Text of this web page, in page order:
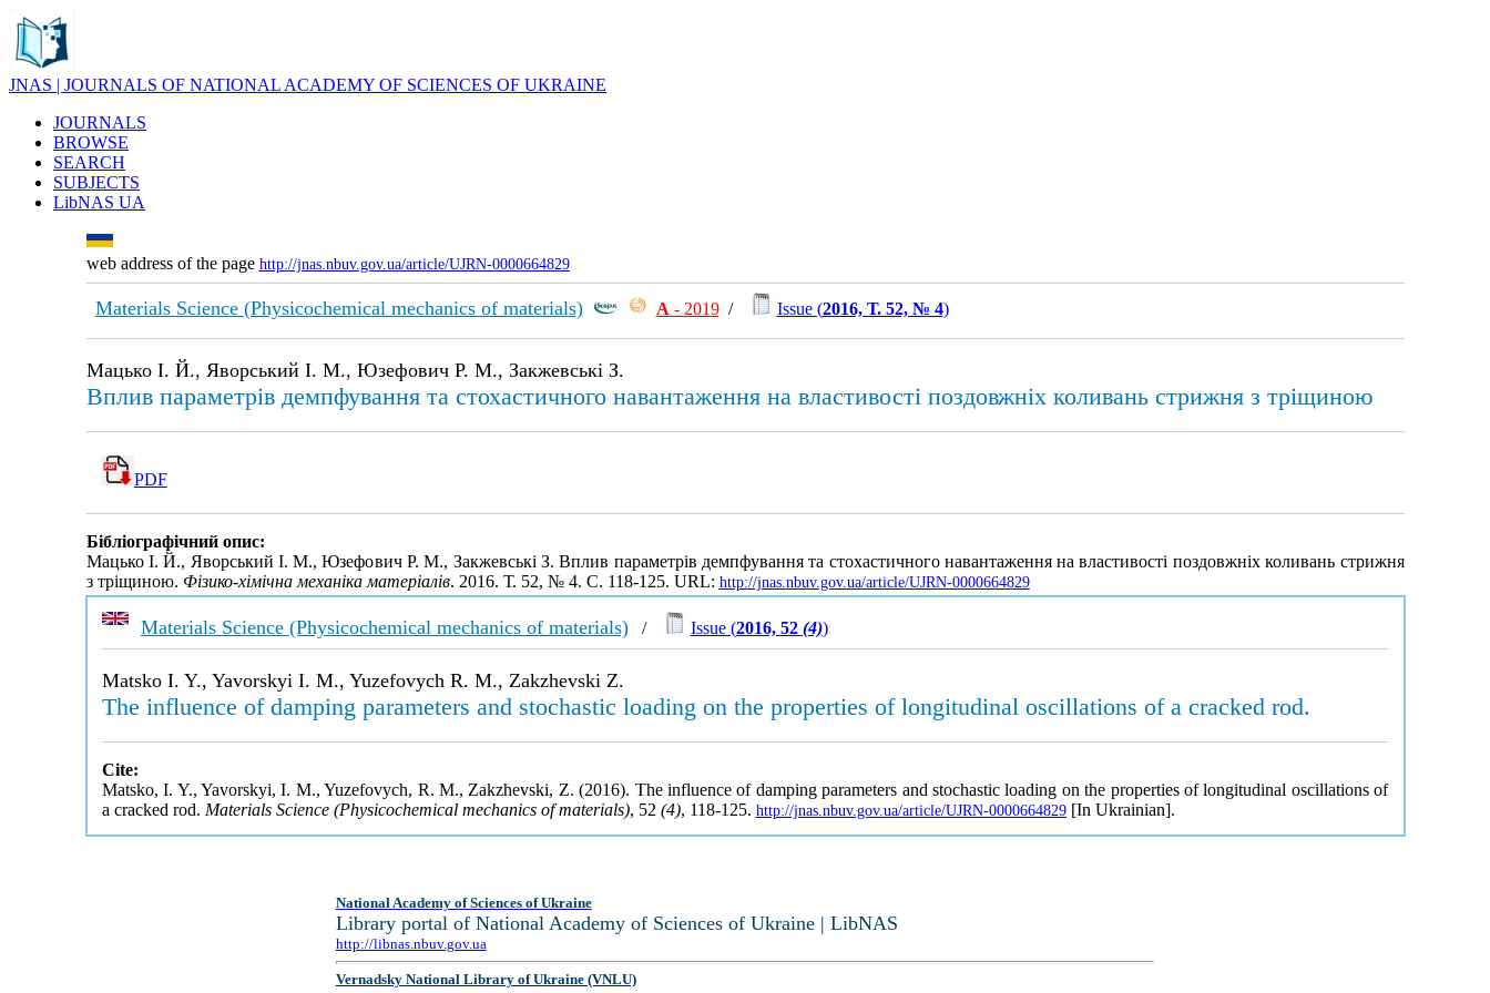
JNAS | JOURNALS OF NATIONAL ACADEMY OF SCIENCES OF UKRAINE
JOURNALS
BROWSE
SEARCH
SUBJECTS
LibNAS UA
web address of the page http://jnas.nbuv.gov.ua/article/UJRN-0000664829
Materials Science (Physicochemical mechanics of materials) А - 2019/ Issue (2016, Т. 52, № 4)
Мацько І. Й., Яворський І. М., Юзефович Р. М., Закжевські З.
Вплив параметрів демпфування та стохастичного навантаження на властивості поздовжніх коливань стрижня з тріщиною
PDF
Бібліографічний опис:
Мацько І. Й., Яворський І. М., Юзефович Р. М., Закжевські З. Вплив параметрів демпфування та стохастичного навантаження на властивості поздовжніх коливань стрижня
з тріщиною. Фізико-хімічна механіка матеріалів. 2016. Т. 52, № 4. С. 118-125. URL: http://jnas.nbuv.gov.ua/article/UJRN-0000664829
Materials Science (Physicochemical mechanics of materials)/ Issue (2016, 52 (4))
Matsko I. Y., Yavorskyi I. M., Yuzefovych R. M., Zakzhevski Z.
The influence of damping parameters and stochastic loading on the properties of longitudinal oscillations of a cracked rod.
Cite:
Matsko, I. Y., Yavorskyi, I. M., Yuzefovych, R. M., Zakzhevski, Z. (2016). The influence of damping parameters and stochastic loading on the properties of longitudinal oscillations of
a cracked rod. Materials Science (Physicochemical mechanics of materials), 52 (4), 118-125. http://jnas.nbuv.gov.ua/article/UJRN-0000664829[In Ukrainian].
National Academy of Sciences of Ukraine
Library portal of National Academy of Sciences of Ukraine | LibNAS
http://libnas.nbuv.gov.ua
Vernadsky National Library of Ukraine (VNLU)